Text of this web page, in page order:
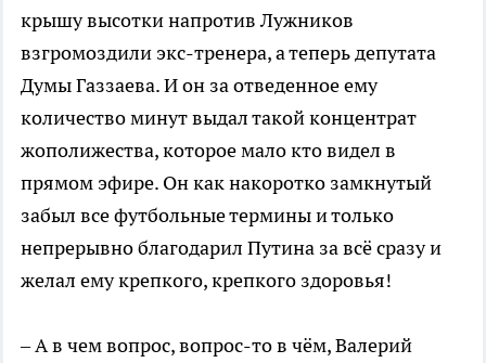
крышу высотки напротив Лужников
взгромоздили экс-тренера, а теперь депутата
Думы Газзаева. И он за отведенное ему
количество минут выдал такой концентрат
жополижества, которое мало кто видел в
прямом эфире. Он как накоротко замкнутый
забыл все футбольные термины и только
непрерывно благодарил Путина за всё сразу и
желал ему крепкого, крепкого здоровья!
– А в чем вопрос, вопрос-то в чём, Валерий